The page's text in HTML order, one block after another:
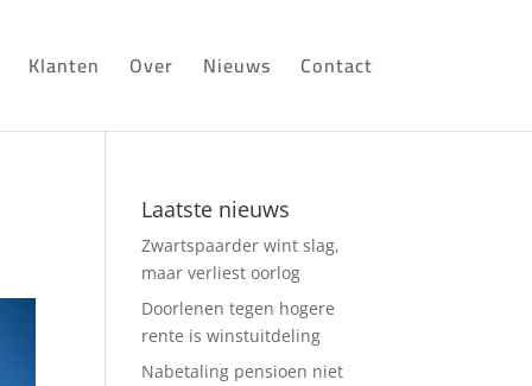
Klanten Over Nieuws Contact
Laatste nieuws
Zwartspaarder wint slag,
maar verliest oorlog
Doorlenen tegen hogere
rente is winstuitdeling
Nabetaling pensioen niet